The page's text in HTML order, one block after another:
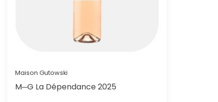
Maison Gutowski
M─G La Dépendance 2025